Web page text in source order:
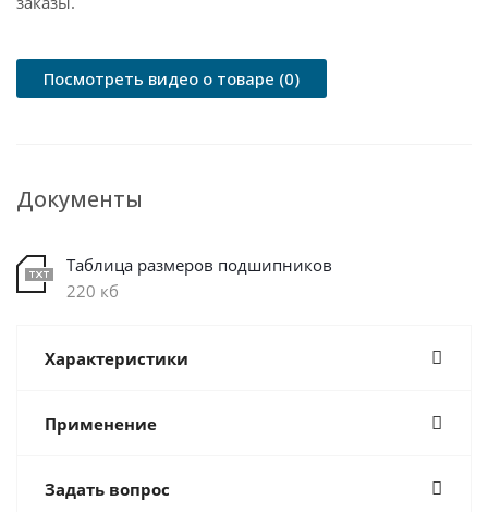
Посмотреть видео о товаре (0)
Документы
Таблица размеров подшипников
220 кб
Характеристики
Применение
Задать вопрос